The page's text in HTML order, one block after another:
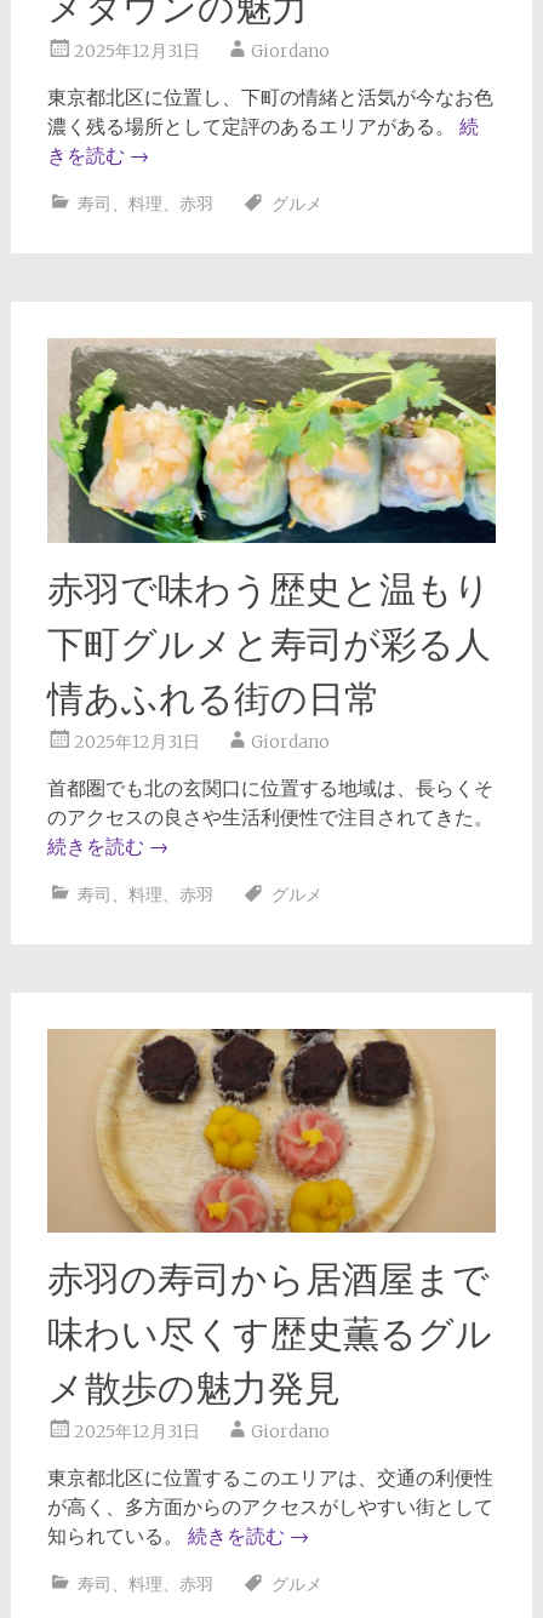
2025年12月31日 Giordano
東京都北区に位置し、下町の情緒と活気が今なお色
濃く残る場所として定評のあるエリアがある。 続
きを読む →
寿司 、 料理、 赤羽 グルメ
赤羽で味わう歴史と温もり
下町グルメと寿司が彩る人
情あふれる街の日常
2025年12月31日 Giordano
首都圏でも北の玄関口に位置する地域は、長らくそ
のアクセスの良さや生活利便性で注目されてきた。
続きを読む →
寿司 料理 赤羽 グルメ
赤羽の寿司から居酒屋まで
味わい尽くす歴史薫るグル
メ散歩の魅力発見
2025年12月31日 Giordano
東京都北区に位置するこのエリアは、交通の利便性
が高く、多方面からのアクセスがしやすい街として
知られている。 続きを読む →
寿司 、 料理、 赤羽 グルメ